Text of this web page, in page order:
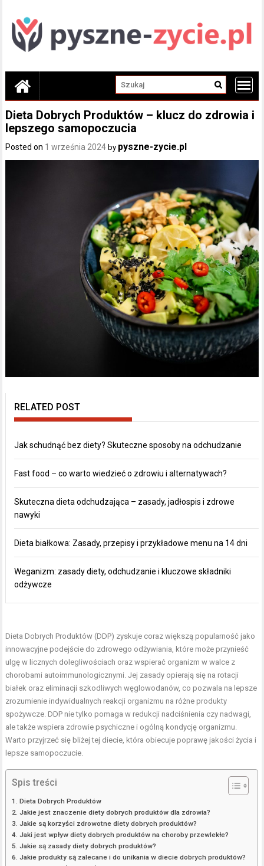
content
Dieta Dobrych Produktów – klucz do zdrowia i
lepszego samopoczucia
Posted on 1 września 2024 by pyszne-zycie.pl
RELATED POST
Jak schudnąć bez diety? Skuteczne sposoby na odchudzanie
Fast food – co warto wiedzieć o zdrowiu i alternatywach?
Skuteczna dieta odchudzająca – zasady, jadłospis i zdrowe
nawyki
Dieta białkowa: Zasady, przepisy i przykładowe menu na 14 dni
Weganizm: zasady diety, odchudzanie i kluczowe składniki
odżywcze
Dieta Dobrych Produktów (DDP) zyskuje coraz większą popularność jako
innowacyjne podejście do zdrowego odżywiania, które może przynieść
ulgę w licznych dolegliwościach oraz wspierać organizm w walce z
chorobami autoimmunologicznymi. Jej zasady opierają się na rotacji
białek oraz eliminacji szkodliwych węglowodanów, co pozwala na lepsze
zrozumienie indywidualnych reakcji organizmu na różne produkty
spożywcze. DDP nie tylko pomaga w redukcji nadciśnienia czy nadwagi,
ale także wspiera zdrowie psychiczne i ogólną kondycję organizmu.
Warto przyjrzeć się bliżej tej diecie, która obiecuje poprawę jakości życia i
lepsze samopoczucie.
Spis treści
Dieta Dobrych Produktów
Jakie jest znaczenie diety dobrych produktów dla zdrowia?
Jakie są korzyści zdrowotne diety dobrych produktów?
Jaki jest wpływ diety dobrych produktów na choroby przewlekłe?
Jakie są zasady diety dobrych produktów?
Jakie produkty są zalecane i do unikania w diecie dobrych produktów?